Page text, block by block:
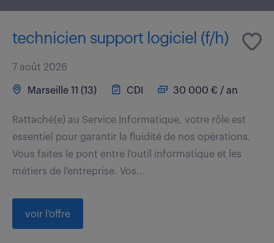
technicien support logiciel (f/h)
7 août 2026
Marseille 11 (13) CDI 30 000 € / an
Rattaché(e) au Service Informatique, votre rôle est
essentiel pour garantir la fluidité de nos opérations.
Vous faites le pont entre l'outil informatique et les
métiers de l'entreprise. Vos...
voir l'offre